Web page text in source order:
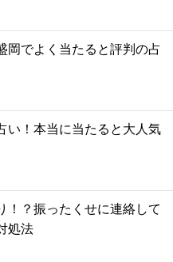
岡でよく当たると評判の占
い！本当に当たると大人気
！？振ったくせに連絡して
処法